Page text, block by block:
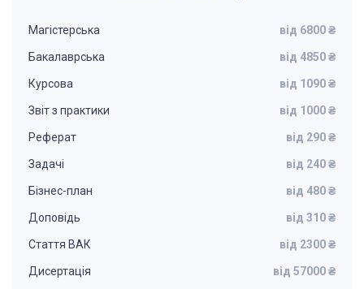
Магістерська від 6800 ₴
Бакалаврська від 4850 ₴
Курсова від 1090 ₴
Звіт з практики від 1000 ₴
Реферат від 290 ₴
Задачі від 240 ₴
Бізнес-план від 480 ₴
Доповідь від 310 ₴
Стаття ВАК від 2300 ₴
Дисертація від 57000 ₴